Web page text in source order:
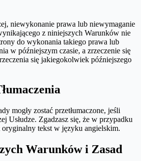
niewykonanie prawa lub niewymaganie
z niniejszych Warunków nie
do wykonania takiego prawa lub
w późniejszym czasie, a zrzeczenie się
się jakiegokolwiek późniejszego
mogły zostać przetłumaczone, jeśli
Usłudze. Zgadzasz się, że w przypadku
oryginalny tekst w języku angielskim.
Warunków i Zasad